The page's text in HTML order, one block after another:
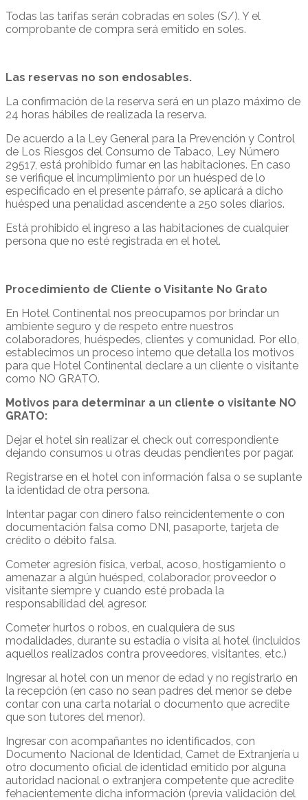
Todas las tarifas serán cobradas en soles (S/). Y el
comprobante de compra será emitido en soles.
Las reservas no son endosables.
La confirmación de la reserva será en un plazo máximo de
24 horas hábiles de realizada la reserva.
De acuerdo a la Ley General para la Prevención y Control
de Los Riesgos del Consumo de Tabaco, Ley Número
29517, está prohibido fumar en las habitaciones. En caso
se verifique el incumplimiento por un huésped de lo
especificado en el presente párrafo, se aplicará a dicho
huésped una penalidad ascendente a 250 soles diarios.
Está prohibido el ingreso a las habitaciones de cualquier
persona que no esté registrada en el hotel.
Procedimiento de Cliente o Visitante No Grato
En Hotel Continental nos preocupamos por brindar un
ambiente seguro y de respeto entre nuestros
colaboradores, huéspedes, clientes y comunidad. Por ello,
establecimos un proceso interno que detalla los motivos
para que Hotel Continental declare a un cliente o visitante
como NO GRATO.
Motivos para determinar a un cliente o visitante NO
GRATO:
Dejar el hotel sin realizar el check out correspondiente
dejando consumos u otras deudas pendientes por pagar.
Registrarse en el hotel con información falsa o se suplante
la identidad de otra persona.
Intentar pagar con dinero falso reincidentemente o con
documentación falsa como DNI, pasaporte, tarjeta de
crédito o débito falsa.
Cometer agresión física, verbal, acoso, hostigamiento o
amenazar a algún huésped, colaborador, proveedor o
visitante siempre y cuando esté probada la
responsabilidad del agresor.
Cometer hurtos o robos, en cualquiera de sus
modalidades, durante su estadía o visita al hotel (incluidos
aquellos realizados contra proveedores, visitantes, etc.)
Ingresar al hotel con un menor de edad y no registrarlo en
la recepción (en caso no sean padres del menor se debe
contar con una carta notarial o documento que acredite
que son tutores del menor).
Ingresar con acompañantes no identificados, con
Documento Nacional de Identidad, Carnet de Extranjería u
otro documento oficial de identidad emitido por alguna
autoridad nacional o extranjera competente que acredite
fehacientemente dicha información (previa validación del